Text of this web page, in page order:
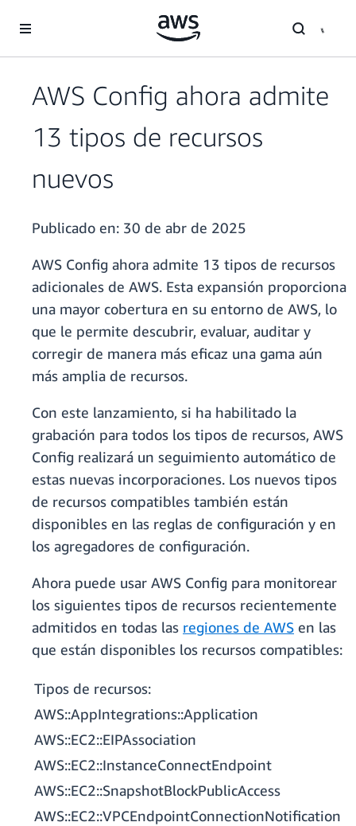
AWS Config ahora admite
13 tipos de recursos
nuevos
Publicado en: 30 de abr de 2025
AWS Config ahora admite 13 tipos de recursos
adicionales de AWS. Esta expansión proporciona
una mayor cobertura en su entorno de AWS, lo
que le permite descubrir, evaluar, auditar y
corregir de manera más eficaz una gama aún
más amplia de recursos.
Con este lanzamiento, si ha habilitado la
grabación para todos los tipos de recursos, AWS
Config realizará un seguimiento automático de
estas nuevas incorporaciones. Los nuevos tipos
de recursos compatibles también están
disponibles en las reglas de configuración y en
los agregadores de configuración.
Ahora puede usar AWS Config para monitorear
los siguientes tipos de recursos recientemente
admitidos en todas las regiones de AWS en las
que están disponibles los recursos compatibles:
Tipos de recursos:
AWS::AppIntegrations::Application
AWS::EC2::EIPAssociation
AWS::EC2::InstanceConnectEndpoint
AWS::EC2::SnapshotBlockPublicAccess
AWS::EC2::VPCEndpointConnectionNotification